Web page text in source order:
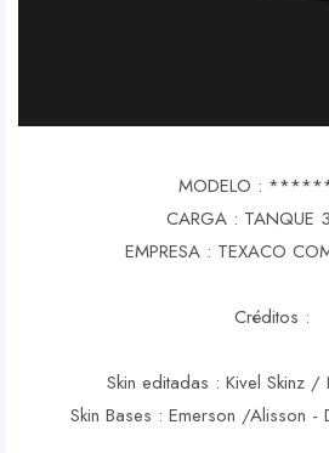
MODELO :
CARGA : TANQUE
EMPRESA : TEXACO
Créditos :
Skin editadas : Kivel Skinz /
Skin Bases : Emerson /Alisson -